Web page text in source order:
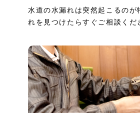
水道の水漏れは突然起こるのが
れを見つけたらすぐご相談くだ